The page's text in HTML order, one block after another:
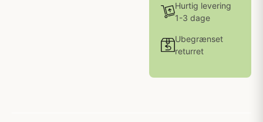
Hurtig levering
1-3 dage
Ubegrænset
returret